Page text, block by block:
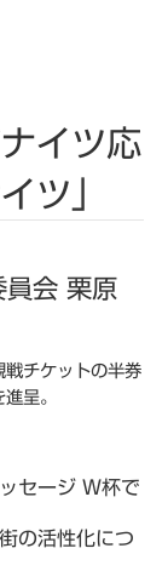
イツ応
ツ」
員会 栗原
戦チケットの半券
呈。
セージ W杯で
の活性化につ